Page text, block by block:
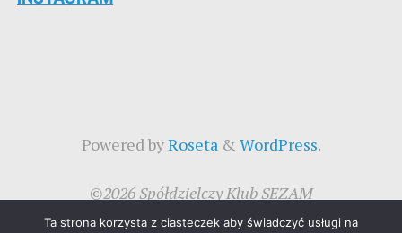
Powered byRoseta & WordPress.
©2026 Spółdzielczy Klub SEZAM
Ta strona korzysta z ciasteczek aby świadczyć usługi na